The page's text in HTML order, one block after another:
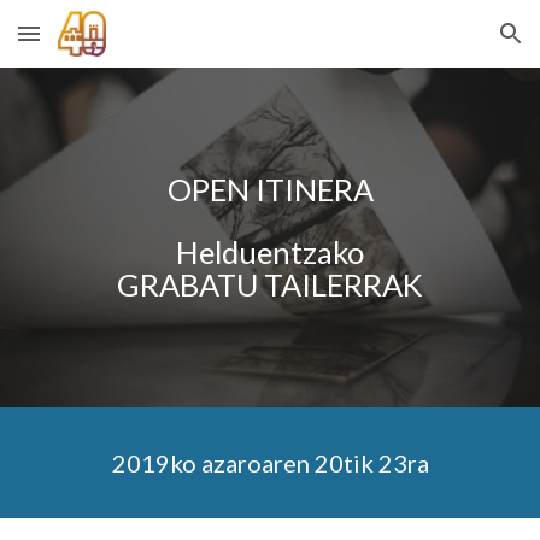
Skip to main content Skip to navigation
OPEN ITINERA
Helduentzako
GRABATU TAILERRAK
2019ko azaroaren 20tik 23ra